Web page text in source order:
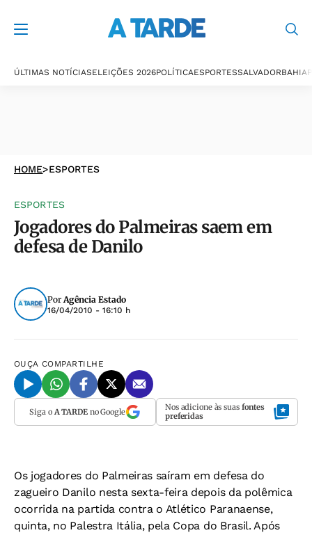
ÚLTIMAS NOTÍCIASELEIÇÕES 2026POLÍTICAESPORTESSALVADORBAHIA
HOME>ESPORTES
ESPORTES
Jogadores do Palmeiras saem em
defesa de Danilo
PorAgência Estado
16/04/2010 - 16:10 h
OUÇA COMPARTILHE
Siga o A TARDEno Google Nos adicione às suas fontes
preferidas
Os jogadores do Palmeiras saíram em defesa do
zagueiro Danilo nesta sexta-feira depois da polêmica
ocorrida na partida contra o Atlético Paranaense,
quinta, no Palestra Itália, pela Copa do Brasil. Após